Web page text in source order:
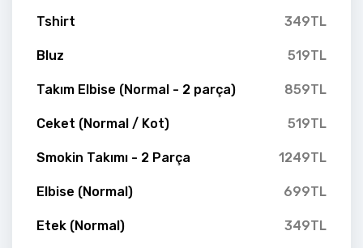
Tshirt 349TL
Bluz 519TL
Takım Elbise (Normal - 2 parça) 859TL
Ceket (Normal / Kot) 519TL
Smokin Takımı - 2 Parça 1249TL
Elbise (Normal) 699TL
Etek (Normal) 349TL